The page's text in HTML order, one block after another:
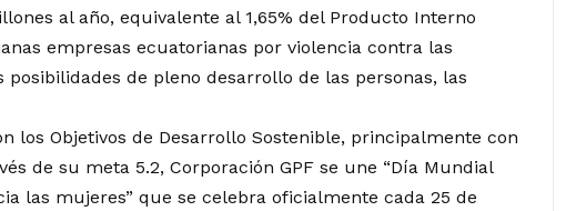
al año, equivalente al 1,65% del Producto Interno
empresas ecuatorianas por violencia contra las
de pleno desarrollo de las personas, las
los Objetivos de Desarrollo Sostenible, principalmente con
de su meta 5.2, Corporación GPF se une “Día Mundial
las mujeres” que se celebra oficialmente cada 25 de